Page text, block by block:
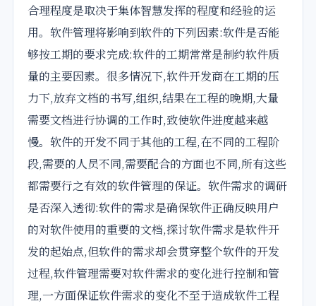
合理程度是取决于集体智慧发挥的程度和经验的运
用。软件管理将影响到软件的下列因素:软件是否能
够按工期的要求完成:软件的工期常常是制约软件质
量的主要因素。很多情况下,软件开发商在工期的压
力下,放弃文档的书写,组织,结果在工程的晚期,大量
需要文档进行协调的工作时,致使软件进度越来越
慢。软件的开发不同于其他的工程,在不同的工程阶
段,需要的人员不同,需要配合的方面也不同,所有这些
都需要行之有效的软件管理的保证。软件需求的调研
是否深入透彻:软件的需求是确保软件正确反映用户
的对软件使用的重要的文档,探讨软件需求是软件开
发的起始点,但软件的需求却会贯穿整个软件的开发
过程,软件管理需要对软件需求的变化进行控制和管
理,一方面保证软件需求的变化不至于造成软件工程